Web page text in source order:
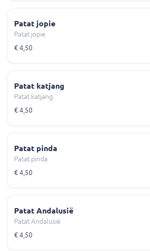
Patat jopie
Patat jopie
€ 4,50
Patat katjang
Patat katjang
€ 4,50
Patat pinda
Patat pinda
€ 4,50
Patat Andalusië
Patat Andalusië
€ 4,50